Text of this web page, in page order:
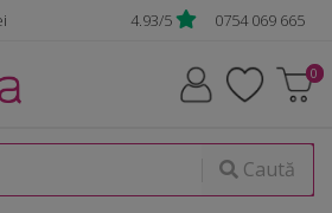
4.93/5 0754 069 665
Caută